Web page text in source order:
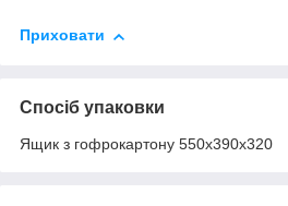
Приховати
Спосіб упаковки
Ящик з гофрокартону 550х390х320